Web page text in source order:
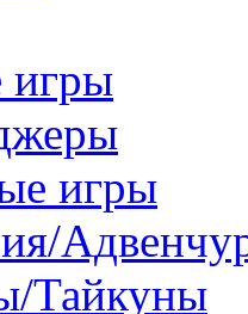
игры
игры
Тайкуны